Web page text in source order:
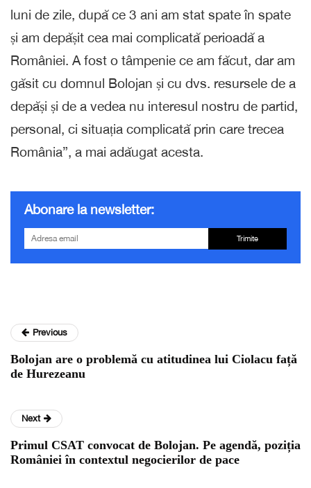
luni de zile, după ce 3 ani am stat spate în spate
și am depășit cea mai complicată perioadă a
României. A fost o tâmpenie ce am făcut, dar am
găsit cu domnul Bolojan și cu dvs. resursele de a
depăși și de a vedea nu interesul nostru de partid,
personal, ci situația complicată prin care trecea
România”, a mai adăugat acesta.
Abonare la newsletter:
Trimite
Previous
Bolojan are o problemă cu atitudinea lui Ciolacu față
de Hurezeanu
Next
Primul CSAT convocat de Bolojan. Pe agendă, poziția
României în contextul negocierilor de pace